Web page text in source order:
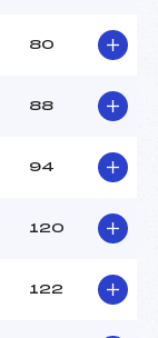
80
88
94
120
122